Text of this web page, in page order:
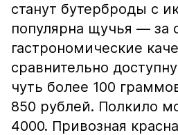
станут бутерброды с
популярна щучья — за
гастрономические
сравнительно
чуть более 100
850 рублей. Полкило
4000. Привозная